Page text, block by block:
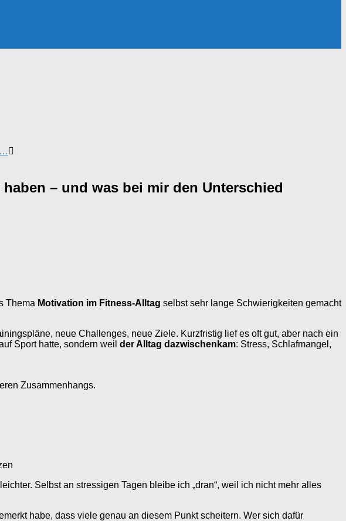
…
– und was bei mir den Unterschied
Thema Motivation im Fitness-Alltag selbst sehr lange Schwierigkeiten gemacht
neue Challenges, neue Ziele. Kurzfristig lief es oft gut, aber nach ein
Sport hatte, sondern weil der Alltag dazwischenkam: Stress, Schlafmangel,
Zusammenhangs.
Selbst an stressigen Tagen bleibe ich „dran“, weil ich nicht mehr alles
habe, dass viele genau an diesem Punkt scheitern. Wer sich dafür